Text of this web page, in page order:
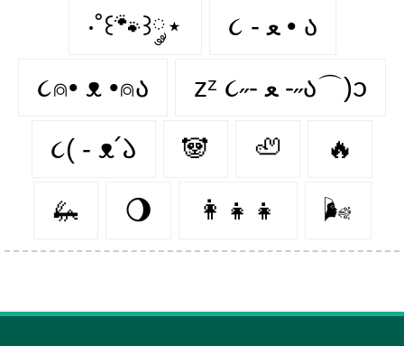
‧˚꒰🐾꒱༘⋆ ૮ - ﻌ • ა
૮⍝• ᴥ •⍝ა zᶻ ૮˶- ﻌ -˶ა⌒)ᦱ
૮( - ᴥ՛𑁬 🐼 🦥 🔥
🦗 🌖 👩‍👧‍👧 🌬️